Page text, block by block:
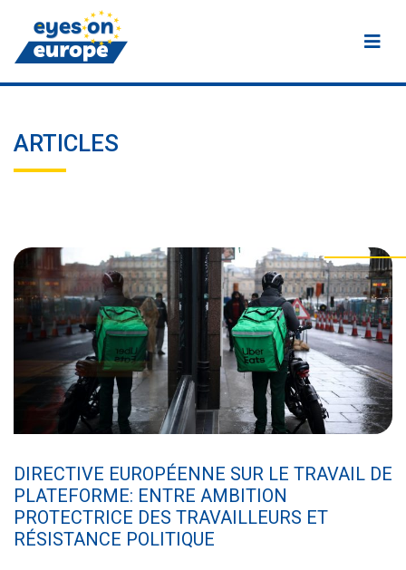
Eyes on Europe
ARTICLES
DIRECTIVE EUROPÉENNE SUR LE TRAVAIL DE
PLATEFORME: ENTRE AMBITION
PROTECTRICE DES TRAVAILLEURS ET
RÉSISTANCE POLITIQUE